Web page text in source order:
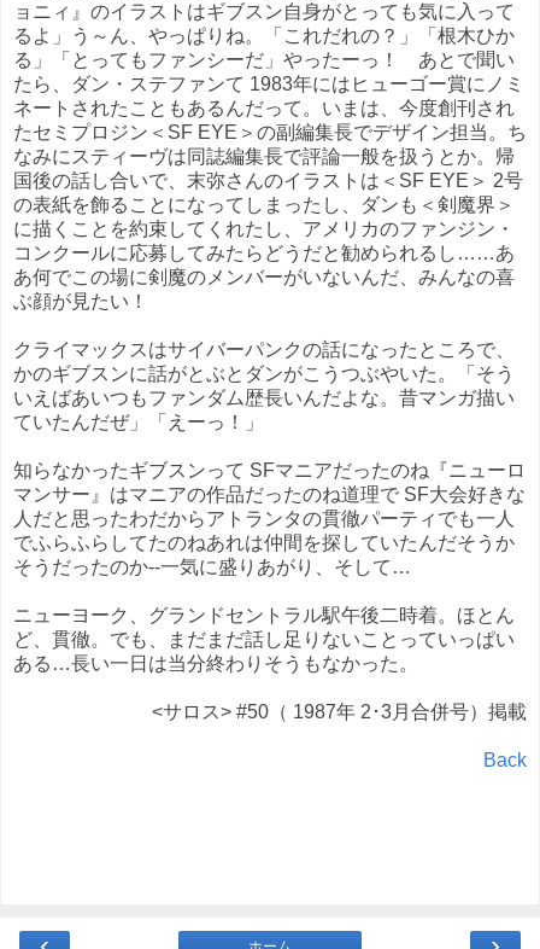
ョニィ』のイラストはギブスン自身がとっても気に入って
るよ」う～ん、やっぱりね。「これだれの？」「根木ひか
る」「とってもファンシーだ」やったーっ！ あとで聞い
たら、ダン・ステファンて 1983年にはヒューゴー賞にノミ
ネートされたこともあるんだって。いまは、今度創刊され
たセミプロジン＜SF EYE＞の副編集長でデザイン担当。ち
なみにスティーヴは同誌編集長で評論一般を扱うとか。帰
国後の話し合いで、末弥さんのイラストは＜SF EYE＞ 2号
の表紙を飾ることになってしまったし、ダンも＜剣魔界＞
に描くことを約束してくれたし、アメリカのファンジン・
コンクールに応募してみたらどうだと勧められるし……あ
あ何でこの場に剣魔のメンバーがいないんだ、みんなの喜
ぶ顔が見たい！
クライマックスはサイバーパンクの話になったところで、
かのギブスンに話がとぶとダンがこうつぶやいた。「そう
いえばあいつもファンダム歴長いんだよな。昔マンガ描い
ていたんだぜ」「えーっ！」
知らなかったギブスンって SFマニアだったのね『ニューロ
マンサー』はマニアの作品だったのね道理で SF大会好きな
人だと思ったわだからアトランタの貫徹パーティでも一人
でふらふらしてたのねあれは仲間を探していたんだそうか
そうだったのか--一気に盛りあがり、そして…
ニューヨーク、グランドセントラル駅午後二時着。ほとん
ど、貫徹。でも、まだまだ話し足りないことっていっぱい
ある…長い一日は当分終わりそうもなかった。
<サロス> #50（ 1987年 2･3月合併号）掲載
Back